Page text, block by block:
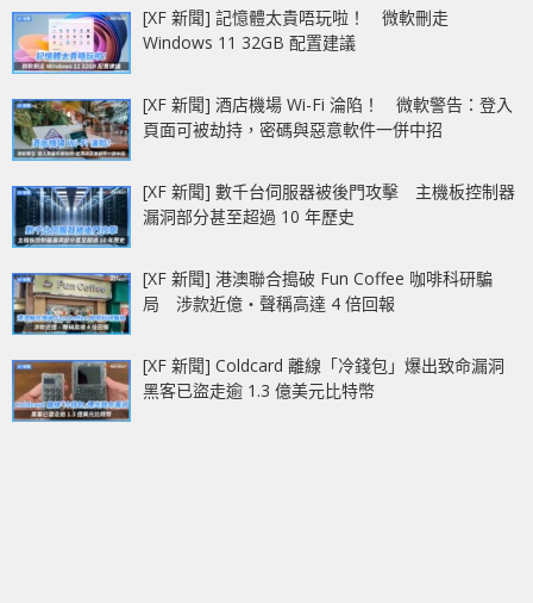
[XF 新聞] 記憶體太貴唔玩啦！ 微軟刪走
Windows 11 32GB 配置建議
[XF 新聞] 酒店機場 Wi-Fi 淪陷！ 微軟警告：登入
頁面可被劫持，密碼與惡意軟件一併中招
[XF 新聞] 數千台伺服器被後門攻擊 主機板控制器
漏洞部分甚至超過 10 年歷史
[XF 新聞] 港澳聯合搗破 Fun Coffee 咖啡科研騙
局 涉款近億‧聲稱高達 4 倍回報
[XF 新聞] Coldcard 離線「冷錢包」爆出致命漏洞
黑客已盜走逾 1.3 億美元比特幣